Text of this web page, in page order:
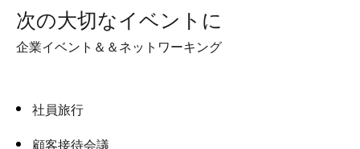
次の大切なイベントに
企業イベント＆＆ネットワーキング
社員旅行
顧客接待会議